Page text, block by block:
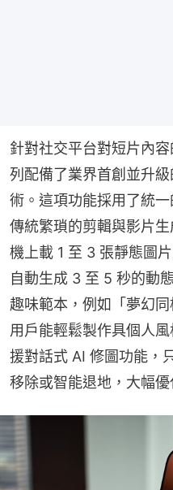
針對社交平台對短片內
列配備了業界首創並升
術。這項功能採用了統
傳統繁瑣的剪輯與影片
機上載 1 至 3 張靜態圖
自動生成 3 至 5 秒的動
趣味範本，例如「夢幻
用戶能輕鬆製作具個人
援對話式 AI 修圖功能，
移除或智能退地，大幅